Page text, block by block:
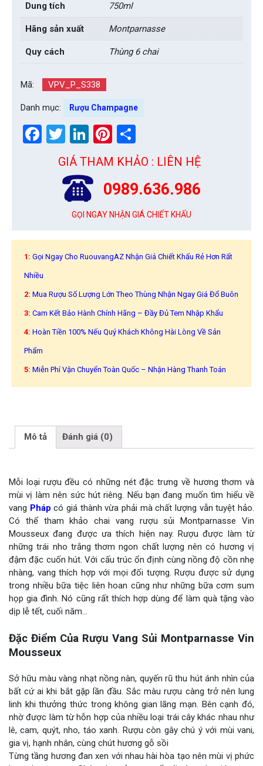
Dung tích 750ml
Hãng sản xuất Montparnasse
Quy cách Thùng 6 chai
Mã: VPV_P_S338
Danh mục: Rượu Champagne
Facebook
Twitter
LinkedIn
Pinterest
GIÁ THAM KHẢO : LIÊN HỆ
0989.636.986
GỌI NGAY NHẬN GIÁ CHIẾT KHẤU
1: Gọi Ngay Cho RuouvangAZ Nhận Giá Chiết Khấu Rẻ Hơn Rất
Nhiều
2: Mua Rượu Số Lượng Lớn Theo Thùng Nhận Ngay Giá Đổ Buôn
3: Cam Kết Bảo Hành Chính Hãng – Đầy Đủ Tem Nhập Khẩu
4: Hoàn Tiền 100% Nếu Quý Khách Không Hài Lòng Về Sản
Phẩm
5: Miễn Phí Vận Chuyển Toàn Quốc – Nhận Hàng Thanh Toán
Mô tả Đánh giá (0)
Mỗi loại rượu đều có những nét đặc trưng về hương thơm và
mùi vị làm nên sức hút riêng. Nếu bạn đang muốn tìm hiểu về
vang Pháp có giá thành vừa phải mà chất lượng vẫn tuyệt hảo.
Có thể tham khảo chai vang rượu sủi Montparnasse Vin
Mousseux đang được ưa thích hiện nay. Rượu được làm từ
những trái nho trắng thơm ngon chất lượng nên có hương vị
đậm đặc cuốn hút. Với cấu trúc ổn định cùng nồng độ cồn nhẹ
nhàng, vang thích hợp với mọi đối tượng. Rượu được sử dụng
trong nhiều bữa tiệc liên hoan cũng như những bữa cơm sum
họp gia đình. Nó cũng rất thích hợp dùng để làm quà tặng vào
dịp lễ tết, cuối năm…
Đặc Điểm Của Rượu Vang Sủi Montparnasse Vin
Mousseux
Sở hữu màu vàng nhạt nồng nàn, quyến rũ thu hút ánh nhìn của
bất cứ ai khi bắt gặp lần đầu. Sắc màu rượu càng trở nên lung
linh khi thưởng thức trong không gian lãng mạn. Bên cạnh đó,
nhờ được làm từ hỗn hợp của nhiều loại trái cây khác nhau như
lê, cam, quýt, nho, táo xanh. Rượu còn gây chú ý với mùi vani,
gia vị, hạnh nhân, cùng chút hương gỗ sồi
Từng tầng hương đan xen với nhau hài hòa tạo nên mùi vị phức